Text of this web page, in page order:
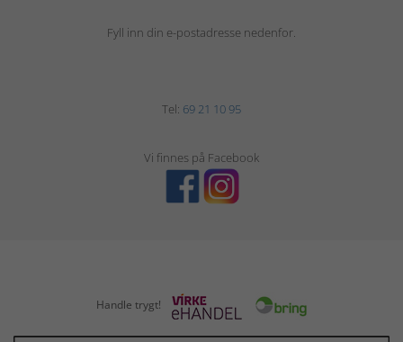
Fyll inn din e-postadresse nedenfor.
Tel: 69 21 10 95
Vi finnes på Facebook
Handle trygt!